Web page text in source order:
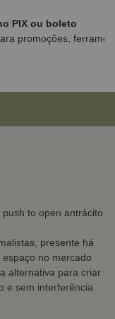
cartão
to open antrácito
presente há
no mercado
alternativa para criar
e sem interferência